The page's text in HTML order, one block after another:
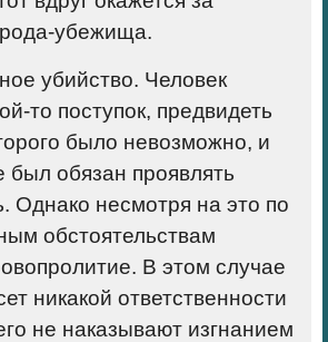
убежища.
убийство. Человек
то поступок, предвидеть
было невозможно, и
был обязан проявлять
Однако несмотря на это по
обстоятельствам
В этом случае
никакой ответственности
не наказывают изгнанием